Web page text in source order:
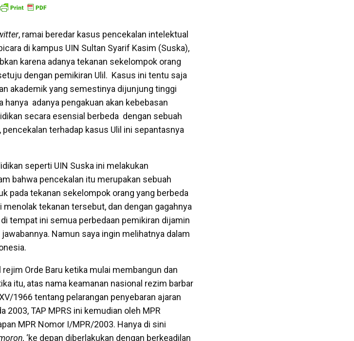
, ramai beredar kasus pencekalan intelektual
di kampus UIN Sultan Syarif Kasim (Suska),
karena adanya tekanan sekelompok orang
dengan pemikiran Ulil. Kasus ini tentu saja
akademik yang semestinya dijunjung tinggi
hanya adanya pengakuan akan kebebasan
secara esensial berbeda dengan sebuah
terhadap kasus Ulil ini sepantasnya
seperti UIN Suska ini melakukan
bahwa pencekalan itu merupakan sebuah
pada tekanan sekelompok orang yang berbeda
tekanan tersebut, dan dengan gagahnya
tempat ini semua perbedaan pemikiran dijamin
Namun saya ingin melihatnya dalam
Orde Baru ketika mulai membangun dan
itu, atas nama keamanan nasional rezim barbar
1966 tentang pelarangan penyebaran ajaran
TAP MPRS ini kemudian oleh MPR
MPR Nomor I/MPR/2003. Hanya di sini
‘ke depan diberlakukan dengan berkeadilan